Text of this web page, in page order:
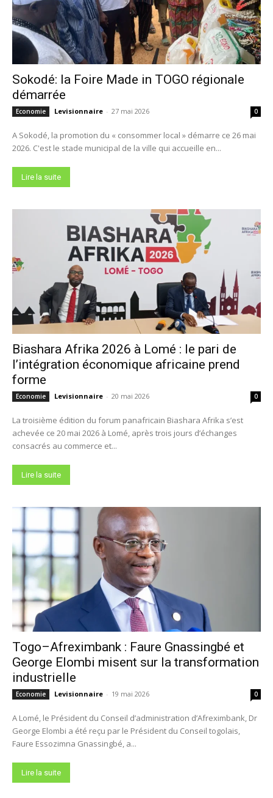
Sokodé: la Foire Made in TOGO régionale
démarrée
Economie Levisionnaire - 27 mai 2026 0
A Sokodé, la promotion du « consommer local » démarre ce 26 mai
2026. C'est le stade municipal de la ville qui accueille en...
Lire la suite
Biashara Afrika 2026 à Lomé : le pari de
l’intégration économique africaine prend
forme
Economie Levisionnaire - 20 mai 2026 0
La troisième édition du forum panafricain Biashara Afrika s’est
achevée ce 20 mai 2026 à Lomé, après trois jours d’échanges
consacrés au commerce et...
Lire la suite
Togo–Afreximbank : Faure Gnassingbé et
George Elombi misent sur la transformation
industrielle
Economie Levisionnaire - 19 mai 2026 0
A Lomé, le Président du Conseil d’administration d’Afreximbank, Dr
George Elombi a été reçu par le Président du Conseil togolais,
Faure Essozimna Gnassingbé, a...
Lire la suite